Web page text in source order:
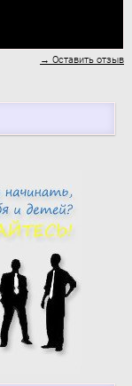
→ Оставить отзыв